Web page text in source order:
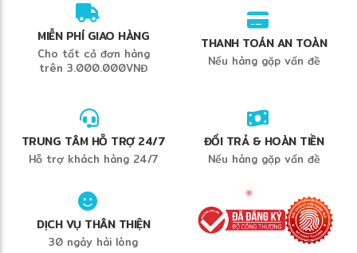
83UQ002GVN là sự kết hợp hoàn hảo giữa
thiết kế gọn nhẹ, hiệu năng mạnh mẽ và
công nghệ hiện đại. Đây là lựa chọn phù hợp
người dùng cá nhân đang tìm kiếm một
chiếc laptop bền bỉ để đồng hành trong
công việc và học tập lâu dài.
Với Intel Core Ultra 7 355, RAM 16GB, SSD
MIỄN PHÍ GIAO HÀNG
Cho tất cả đơn hàng
trên 3.000.000VNĐ
THANH TOÁN AN TOÀN
Nếu hàng gặp vấn đề
TRUNG TÂM HỖ TRỢ 24/7
Hỗ trợ khách hàng 24/7
ĐỔI TRẢ & HOÀN TIỀN
Nếu hàng gặp vấn đề
DỊCH VỤ THÂN THIỆN
30 ngày hài lòng